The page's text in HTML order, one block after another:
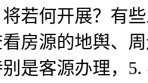
若何开展？有
房源的地舆、
是客源办理，